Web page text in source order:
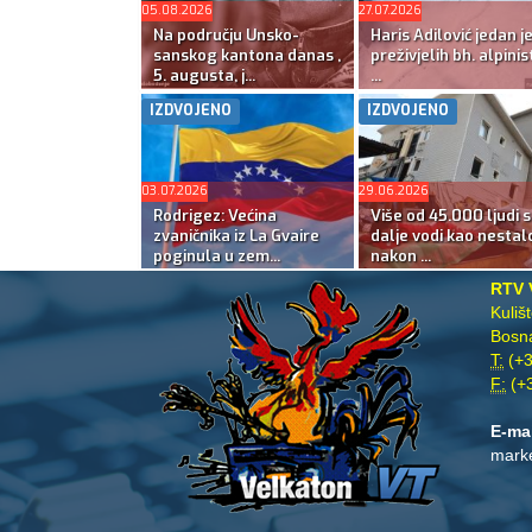
05.08.2026
Na području Unsko-
sanskog kantona danas ,
5. augusta, j...
27.07.2026
Haris Adilović jedan
preživjelih bh.
...
IZDVOJENO
03.07.2026
Rodrigez: Većina
zvaničnika iz La Gvaire
poginula u zem...
IZDVOJENO
29.06.2026
Više od 45.000 ljudi
dalje vodi kao
nakon ...
RTV
T:
F:
E-